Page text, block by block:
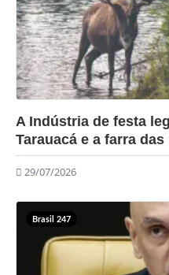
?>
A Indústria de festa
Tarauacá e a farra das
29/07/2026
Brasil 247